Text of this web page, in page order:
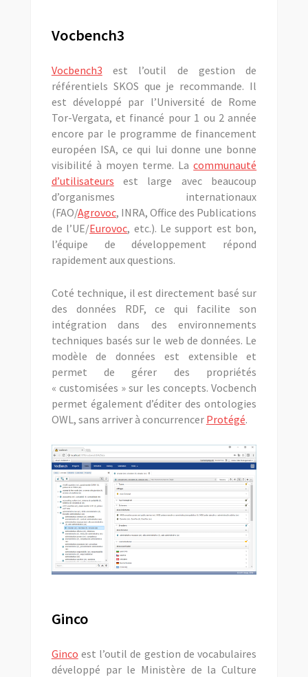
Vocbench3
Vocbench3 est l’outil de gestion de
référentiels SKOS que je recommande. Il
est développé par l’Université de Rome
Tor-Vergata, et financé pour 1 ou 2 année
encore par le programme de financement
européen ISA, ce qui lui donne une bonne
visibilité à moyen terme. Lacommunauté
d’utilisateurs est large avec beaucoup
d’organismes internationaux
(FAO/Agrovoc, INRA, Office des Publications
de l’UE/Eurovoc, etc.). Le support est bon,
l’équipe de développement répond
rapidement aux questions.
Coté technique, il est directement basé sur
des données RDF, ce qui facilite son
intégration dans des environnements
techniques basés sur le web de données. Le
modèle de données est extensible et
permet de gérer des propriétés
« customisées » sur les concepts. Vocbench
permet également d’éditer des ontologies
OWL, sans arriver à concurrencer Protégé.
Ginco
Ginco est l’outil de gestion de vocabulaires
développé par le Ministère de la Culture